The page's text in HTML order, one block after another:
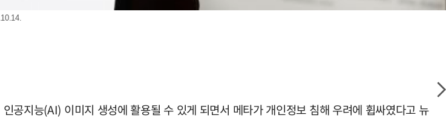
공지능(AI) 이미지 생성에 활용될 수 있게 되면서 메타가 개인정보 침해 우려에 휩싸였다고 뉴